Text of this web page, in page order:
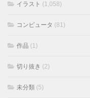
イラスト (1,058)
コンピュータ (81)
作品 (1)
切り抜き (2)
未分類 (5)